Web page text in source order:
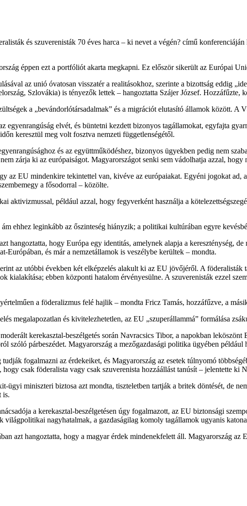
és szuverenisták 70 éves harca – ki nevet a végén? című
éppen ezt a portfóliót akarta megkapni. Ez először sikerült az Európai
az unió óvatosan visszatér a realitásokhoz, szerinte a bizottság eddig
Szlovákia) is tényezők lettek – hangoztatta Szájer József. Hozzáfűzte,
a „bevándorlótársadalmak” és a migrációt elutasító államok között. A
egyenrangúság elvét, és büntetni kezdett bizonyos tagállamokat, egyfajta
keresztül meg volt fosztva nemzeti függetlenségétől.
és az együttműködéshez, bizonyos ügyekben pedig nem
zárja ki az európaiságot. Magyarországot senki sem vádolhatja azzal, hogy
az EU mindenkire tekintettel van, kivéve az európaiakat. Egyéni jogokat ad,
a fősodorral – közölte.
például azzal, hogy fegyverként használja a
ehhez leginkább az őszinteség hiányzik; a politikai kultúrában egyre
hogy Európa egy identitás, amelynek alapja a kereszténység, de
Európában, és már a nemzetállamok is veszélybe kerültek – mondta.
az utóbbi években két elképzelés alakult ki az EU jövőjéről. A föderalisták
kialakítása; ebben központi hatalom érvényesülne. A szuverenisták ezzel
a föderalizmus felé hajlik – mondta Fricz Tamás, hozzáfűzve, a
megalapozatlan és kivitelezhetetlen, az EU „szuperállammá” formálása
kerekasztal-beszélgetés során Navracsics Tibor, a napokban
szóló párbeszédet. Magyarország a mezőgazdasági politika ügyében
fogalmazni az érdekeiket, és Magyarország az esetek túlnyomó
csak föderalista vagy csak szuverenista hozzáállást tanúsít – jelentette ki
miniszteri biztosa azt mondta, tiszteletben tartják a britek döntését, de
is.
a kerekasztal-beszélgetésen úgy fogalmazott, az EU biztonsági
nagyhatalmak, a gazdaságilag komoly tagállamok ugyanis
azt hangoztatta, hogy a magyar érdek mindenekfelett áll. Magyarország az